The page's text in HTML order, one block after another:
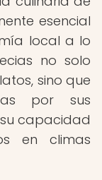
esencial
local a lo
no solo
sino que
por sus
capacidad
en climas